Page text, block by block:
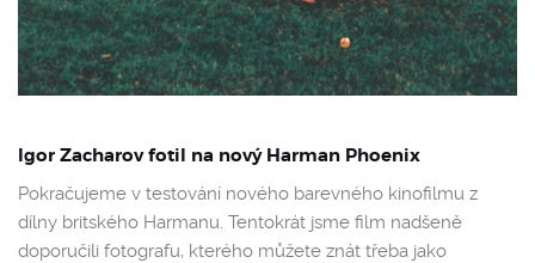
Igor Zacharov fotil na nový Harman Phoenix
Pokračujeme v testování nového barevného kinofilmu z
dílny britského Harmanu. Tentokrát jsme film nadšeně
doporučili fotografu, kterého můžete znát třeba jako